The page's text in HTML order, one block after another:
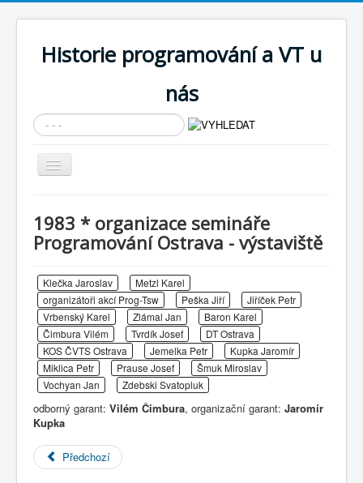
Historie programování a VT u
nás
Vyhledávání...
Přepnout
navigaci
Cíle expozice
Současnost SW a IT
KNIHOVNA
Historické počítače
COBOL
O nás
větší souhrnné komplety
Programování/Tsw Ostrava
1983 * organizace semináře
Programování Ostrava - výstaviště
Klečka Jaroslav
Metzl Karel
organizátoři akcí Prog-Tsw
Peška Jiří
Jiříček Petr
Vrbenský Karel
Zlámal Jan
Baron Karel
Čimbura Vilém
Tvrdík Josef
DT Ostrava
KOS ČVTS Ostrava
Jemelka Petr
Kupka Jaromír
Miklica Petr
Prause Josef
Šmuk Miroslav
Vochyan Jan
Zdebski Svatopluk
odborný garant: Vilém Čimbura, organizační garant: Jaromír
Kupka
Předchozí